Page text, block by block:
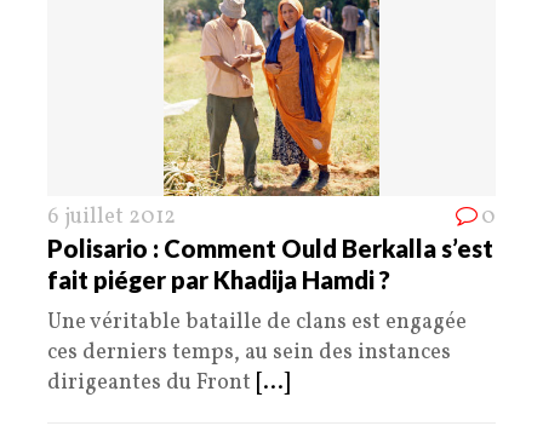
6 juillet 2012 0
Polisario : Comment Ould Berkalla s’est
fait piéger par Khadija Hamdi ?
Une véritable bataille de clans est engagée
ces derniers temps, au sein des instances
dirigeantes du Front [...]